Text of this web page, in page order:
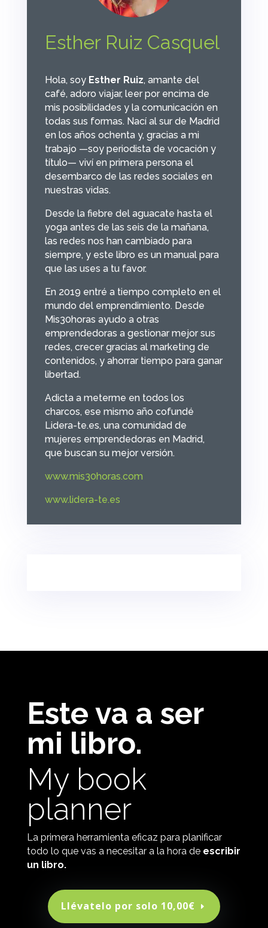
Esther Ruiz Casquel
Hola, soy Esther Ruiz, amante del
café, adoro viajar, leer por encima de
mis posibilidades y la comunicación en
todas sus formas. Nací al sur de Madrid
en los años ochenta y, gracias a mi
trabajo —soy periodista de vocación y
título— viví en primera persona el
desembarco de las redes sociales en
nuestras vidas.
Desde la fiebre del aguacate hasta el
yoga antes de las seis de la mañana,
las redes nos han cambiado para
siempre, y este libro es un manual para
que las uses a tu favor.
En 2019 entré a tiempo completo en el
mundo del emprendimiento. Desde
Mis30horas ayudo a otras
emprendedoras a gestionar mejor sus
redes, crecer gracias al marketing de
contenidos, y ahorrar tiempo para ganar
libertad.
Adicta a meterme en todos los
charcos, ese mismo año cofundé
Lidera-te.es, una comunidad de
mujeres emprendedoras en Madrid,
que buscan su mejor versión.
www.mis30horas.com
www.lidera-te.es
Este va a ser
mi libro.
My book
planner
La primera herramienta eficaz para planificar
todo lo que vas a necesitar a la hora deescribir
un libro.
Llévatelo por solo 10,00€